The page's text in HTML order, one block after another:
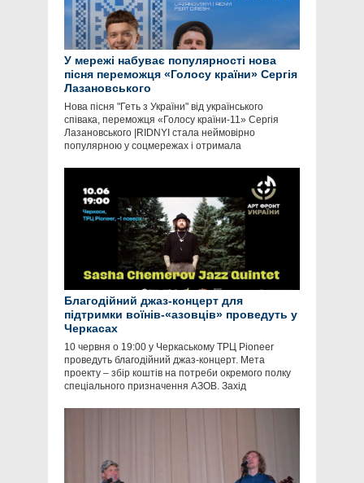
У мережі набуває популярності нова
пісня переможця «Голосу країни» Сергія
Лазановського
Нова пісня "Геть з України" від українського
співака, переможця «Голосу країни-11» Сергія
Лазановського |RIDNYI стала неймовірно
популярною у соцмережах і отримала
Благодійний джаз-концерт для
підтримки воїнів-«азовців» проведуть у
Черкасах
10 червня о 19:00 у Черкаському ТРЦ Pioneer
проведуть благодійний джаз-концерт. Мета
проекту – збір коштів на потреби окремого полку
спеціального призначення АЗОВ. Захід